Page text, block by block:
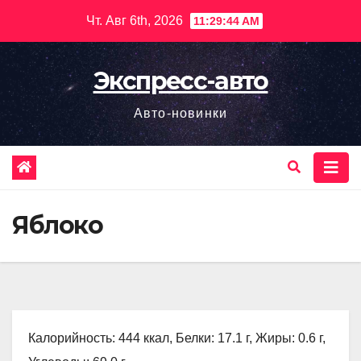
содержимому
Чт. Авг 6th, 2026 11:29:45 AM
Экспресс-авто
Авто-новинки
Яблоко
Калорийность: 444 ккал, Белки: 17.1 г, Жиры: 0.6 г,